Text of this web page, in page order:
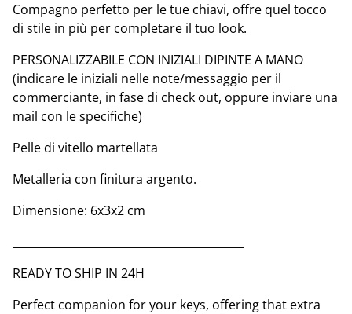
Compagno perfetto per le tue chiavi, offre quel tocco
di stile in più per completare il tuo look.
PERSONALIZZABILE CON INIZIALI DIPINTE A MANO
(indicare le iniziali nelle note/messaggio per il
commerciante, in fase di check out, oppure inviare una
mail con le specifiche)
Pelle di vitello martellata
Metalleria con finitura argento.
Dimensione: 6x3x2 cm
READY TO SHIP IN 24H
Perfect companion for your keys, offering that extra